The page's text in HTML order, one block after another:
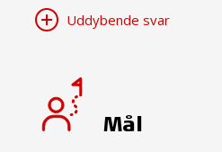
Uddybende svar
Mål